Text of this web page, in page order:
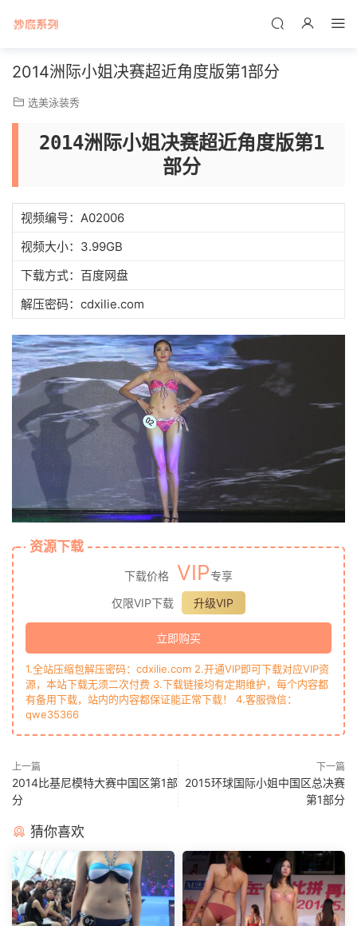
2014洲际小姐决赛超近角度版第1部分
选美泳装秀
2014洲际小姐决赛超近角度版第1
部分
视频编号：A02006
视频大小：3.99GB
下载方式：百度网盘
解压密码：cdxilie.com
资源下载
下载价格 VIP专享
仅限VIP下载
升级VIP
立即购买
1.全站压缩包解压密码：cdxilie.com 2.开通VIP即可下载对应VIP资
源，本站下载无须二次付费 3.下载链接均有定期维护，每个内容都
有备用下载，站内的内容都保证能正常下载！ 4.客服微信：
qwe35366
上一篇
2014比基尼模特大赛中国区第1部
分
下一篇
2015环球国际小姐中国区总决赛
第1部分
猜你喜欢